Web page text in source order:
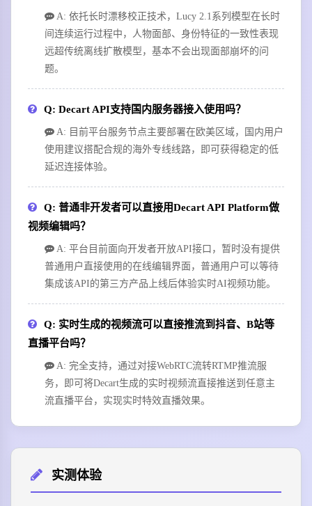
A: 依托长时漂移校正技术，Lucy 2.1系列模型在长时
间连续运行过程中，人物面部、身份特征的一致性表现
远超传统离线扩散模型，基本不会出现面部崩坏的问
题。
Q: Decart API支持国内服务器接入使用吗？
A: 目前平台服务节点主要部署在欧美区域，国内用户
使用建议搭配合规的海外专线线路，即可获得稳定的低
延迟连接体验。
Q: 普通非开发者可以直接用Decart API Platform做
视频编辑吗？
A: 平台目前面向开发者开放API接口，暂时没有提供
普通用户直接使用的在线编辑界面，普通用户可以等待
集成该API的第三方产品上线后体验实时AI视频功能。
Q: 实时生成的视频流可以直接推流到抖音、B站等
直播平台吗？
A: 完全支持，通过对接WebRTC流转RTMP推流服
务，即可将Decart生成的实时视频流直接推送到任意主
流直播平台，实现实时特效直播效果。
实测体验